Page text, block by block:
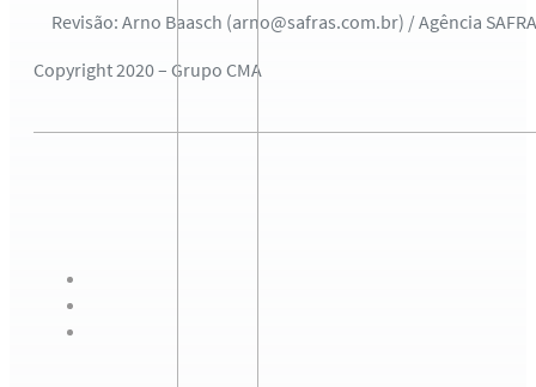
Revisão: Arno Baasch (arno@safras.com.br) / Agência
Copyright 2020 – Grupo CMA